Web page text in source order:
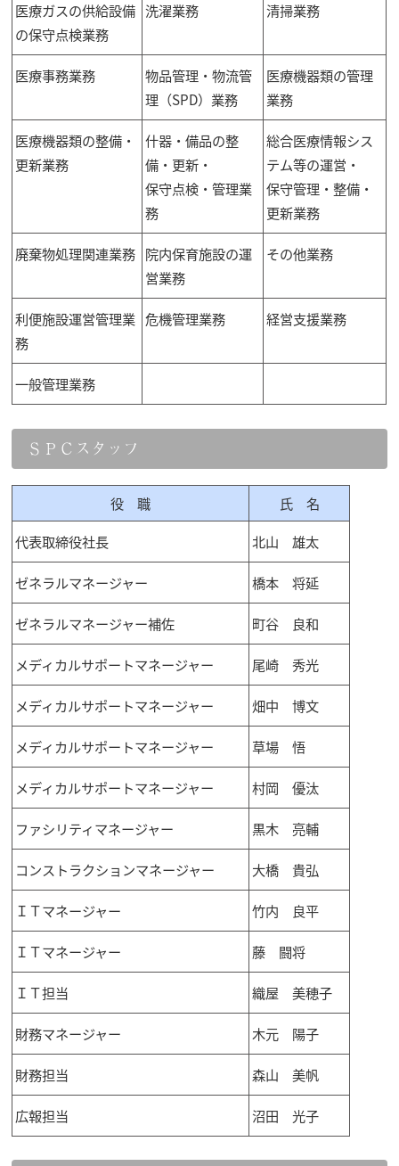
医療ガスの供給設備
の保守点検業務
洗濯業務 清掃業務
医療事務業務
物品管理・物流管
理（SPD）業務
医療機器類の管理
業務
医療機器類の整備・
更新業務
什器・備品の整
備・更新・
保守点検・管理業
務
総合医療情報シス
テム等の運営・
保守管理・整備・
更新業務
廃棄物処理関連業務 院内保育施設の運
営業務
その他業務
利便施設運営管理業
務
危機管理業務 経営支援業務
一般管理業務
ＳＰＣスタッフ
役 職
氏 名
代表取締役社長
北山 雄太
ゼネラルマネージャー 橋本 将延
ゼネラルマネージャー補佐 町谷 良和
メディカルサポートマネージャー 尾崎 秀光
メディカルサポートマネージャー 畑中 博文
メディカルサポートマネージャー 草場 悟
メディカルサポートマネージャー 村岡 優汰
ファシリティマネージャー 黒木 亮輔
コンストラクションマネージャー 大橋 貴弘
ＩＴマネージャー 竹内 良平
ＩＴマネージャー 藤 闘将
ＩＴ担当 織屋 美穂子
財務マネージャー 木元 陽子
財務担当 森山 美帆
広報担当 沼田 光子